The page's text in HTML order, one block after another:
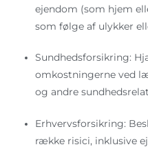
ejendom (som hjem
som følge af ulykker
Sundhedsforsikring:
omkostningerne ved
og andre
Erhvervsforsikring:
række risici, inklusive